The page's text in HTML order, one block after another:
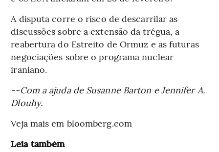
A disputa corre o risco de descarrilar as
discussões sobre a extensão da trégua, a
reabertura do Estreito de Ormuz e as futuras
negociações sobre o programa nuclear
iraniano.
--Com a ajuda de Susanne Barton e Jennifer A.
Dlouhy.
Veja mais em bloomberg.com
Leia também